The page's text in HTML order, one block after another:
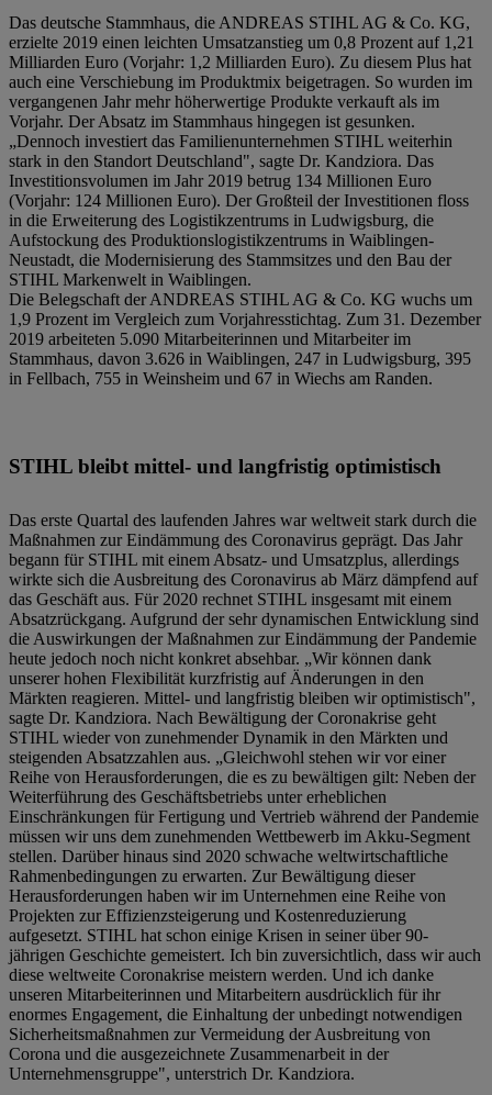
Das deutsche Stammhaus, die ANDREAS STIHL AG & Co. KG,
erzielte 2019 einen leichten Umsatzanstieg um 0,8 Prozent auf 1,21
Milliarden Euro (Vorjahr: 1,2 Milliarden Euro). Zu diesem Plus hat
auch eine Verschiebung im Produktmix beigetragen. So wurden im
vergangenen Jahr mehr höherwertige Produkte verkauft als im
Vorjahr. Der Absatz im Stammhaus hingegen ist gesunken.
„Dennoch investiert das Familienunternehmen STIHL weiterhin
stark in den Standort Deutschland", sagte Dr. Kandziora. Das
Investitionsvolumen im Jahr 2019 betrug 134 Millionen Euro
(Vorjahr: 124 Millionen Euro). Der Großteil der Investitionen floss
in die Erweiterung des Logistikzentrums in Ludwigsburg, die
Aufstockung des Produktionslogistikzentrums in Waiblingen-
Neustadt, die Modernisierung des Stammsitzes und den Bau der
STIHL Markenwelt in Waiblingen.
Die Belegschaft der ANDREAS STIHL AG & Co. KG wuchs um
1,9 Prozent im Vergleich zum Vorjahresstichtag. Zum 31. Dezember
2019 arbeiteten 5.090 Mitarbeiterinnen und Mitarbeiter im
Stammhaus, davon 3.626 in Waiblingen, 247 in Ludwigsburg, 395
in Fellbach, 755 in Weinsheim und 67 in Wiechs am Randen.
STIHL bleibt mittel- und langfristig optimistisch
Das erste Quartal des laufenden Jahres war weltweit stark durch die
Maßnahmen zur Eindämmung des Coronavirus geprägt. Das Jahr
begann für STIHL mit einem Absatz- und Umsatzplus, allerdings
wirkte sich die Ausbreitung des Coronavirus ab März dämpfend auf
das Geschäft aus. Für 2020 rechnet STIHL insgesamt mit einem
Absatzrückgang. Aufgrund der sehr dynamischen Entwicklung sind
die Auswirkungen der Maßnahmen zur Eindämmung der Pandemie
heute jedoch noch nicht konkret absehbar. „Wir können dank
unserer hohen Flexibilität kurzfristig auf Änderungen in den
Märkten reagieren. Mittel- und langfristig bleiben wir optimistisch",
sagte Dr. Kandziora. Nach Bewältigung der Coronakrise geht
STIHL wieder von zunehmender Dynamik in den Märkten und
steigenden Absatzzahlen aus. „Gleichwohl stehen wir vor einer
Reihe von Herausforderungen, die es zu bewältigen gilt: Neben der
Weiterführung des Geschäftsbetriebs unter erheblichen
Einschränkungen für Fertigung und Vertrieb während der Pandemie
müssen wir uns dem zunehmenden Wettbewerb im Akku-Segment
stellen. Darüber hinaus sind 2020 schwache weltwirtschaftliche
Rahmenbedingungen zu erwarten. Zur Bewältigung dieser
Herausforderungen haben wir im Unternehmen eine Reihe von
Projekten zur Effizienzsteigerung und Kostenreduzierung
aufgesetzt. STIHL hat schon einige Krisen in seiner über 90-
jährigen Geschichte gemeistert. Ich bin zuversichtlich, dass wir auch
diese weltweite Coronakrise meistern werden. Und ich danke
unseren Mitarbeiterinnen und Mitarbeitern ausdrücklich für ihr
enormes Engagement, die Einhaltung der unbedingt notwendigen
Sicherheitsmaßnahmen zur Vermeidung der Ausbreitung von
Corona und die ausgezeichnete Zusammenarbeit in der
Unternehmensgruppe", unterstrich Dr. Kandziora.